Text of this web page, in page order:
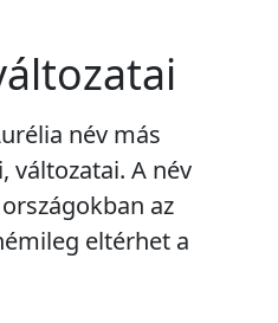
név más
változatai. A név
az
eltérhet a